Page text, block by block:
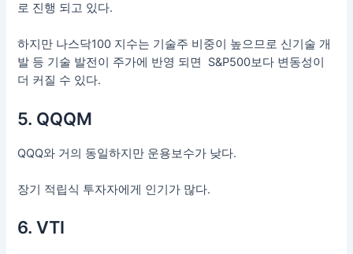
로 진행 되고 있다.
하지만 나스닥100 지수는 기술주 비중이 높으므로 신기술 개
발 등 기술 발전이 주가에 반영 되면 S&P500보다 변동성이
더 커질 수 있다.
5. QQQM
QQQ와 거의 동일하지만 운용보수가 낮다.
장기 적립식 투자자에게 인기가 많다.
6. VTI